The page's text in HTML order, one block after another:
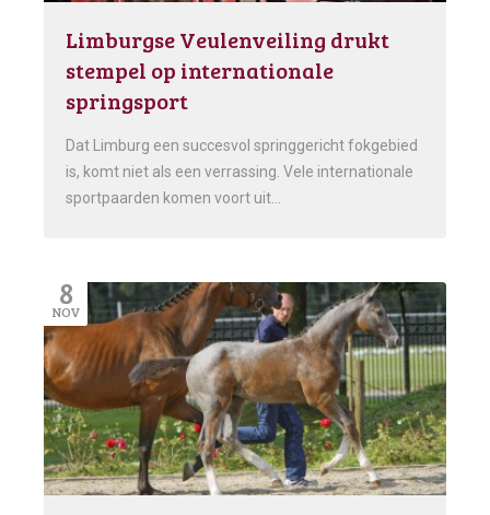
Limburgse Veulenveiling drukt
stempel op internationale
springsport
Dat Limburg een succesvol springgericht fokgebied
is, komt niet als een verrassing. Vele internationale
sportpaarden komen voort uit…
8
NOV